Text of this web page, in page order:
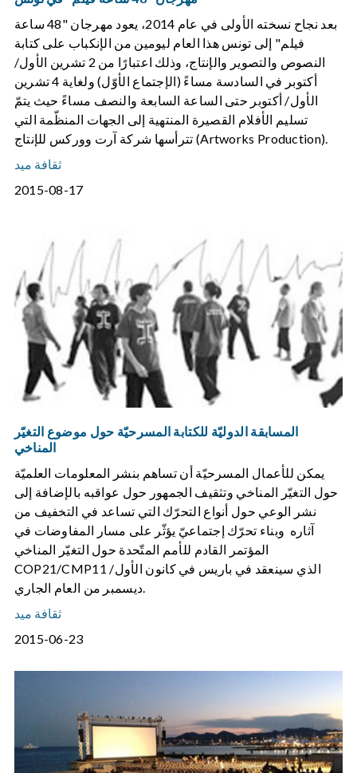
بعد نجاح نسخته الأولى في عام 2014، يعود مهرجان "48 ساعة
فيلم" إلى تونس هذا العام ليومين من الإنكباب على كتابة
النصوص والتصوير والإنتاج، وذلك اعتبارًا من 2 تشرين الأول/
أكتوبر في السادسة مساءً (الإجتماع الأوّل) ولغاية 4 تشرين
الأول/ أكتوبر حتى الساعة السابعة والنصف مساءً حيث يتمّ
تسليم الأفلام القصيرة المنتهية إلى الجهات المنظّمة التي
تترأسها شركة آرت ووركس للإنتاج (Artworks Production).
ثقافة ميد
2015-08-17
المسابقة الدوليّة للكتابة المسرحيّة حول موضوع التغيّر
المناخي
يمكن للأعمال المسرحيّة أن تساهم بنشر المعلومات العلميّة
حول التغيّر المناخي وتثقيف الجمهور حول عواقبه بالإضافة إلى
نشر الوعي حول أنواع التحرّك التي تساعد في التخفيف من
آثاره وبناء تحرّك إجتماعيّ يؤثّر على مسار المفاوضات في
المؤتمر القادم للأمم المتّحدة حول التغيّر المناخي
COP21/CMP11 الذي سينعقد في باريس في كانون الأول/
ثقافة ميد
2015-06-23